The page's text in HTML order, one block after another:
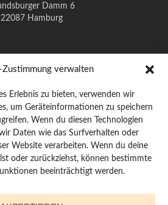
verwalten
Erlebnis zu bieten, verwenden wir
um Geräteinformationen zu speichern
Wenn du diesen Technologien
Daten wie das Surfverhalten oder
Website verarbeiten. Wenn du deine
oder zurückziehst, können bestimmte
beeinträchtigt werden.
Damm 6
22087 Hamburg
Kontakt
post@wm-medien.de
www.wm-medien.de
|Datenschutz